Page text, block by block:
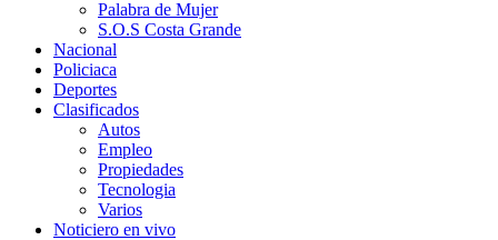
Palabra de Mujer
S.O.S Costa Grande
Nacional
Policiaca
Deportes
Clasificados
Autos
Empleo
Propiedades
Tecnologia
Varios
Noticiero en vivo